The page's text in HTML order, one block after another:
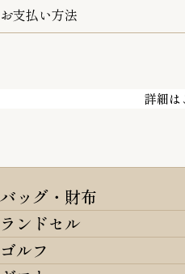
お取寄せ商品を除く
5,500円(税込)以上で全国送料無
お支払い方法
詳細は
バッグ・財布
バッグ・財布TOP
すべてを見る
ランドセル
ランドセルTOP
ゴルフ